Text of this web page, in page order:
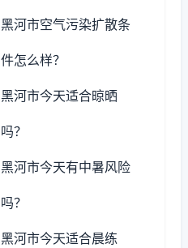
黑河市空气污染扩散条
件怎么样？
黑河市今天适合晾晒
吗？
黑河市今天有中暑风险
吗？
黑河市今天适合晨练